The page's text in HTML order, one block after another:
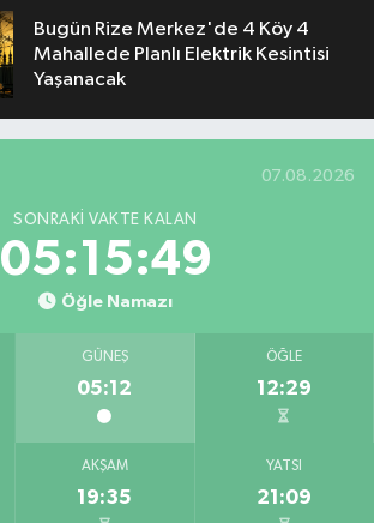
Bugün Rize Merkez'de 4 Köy 4
Mahallede Planlı Elektrik Kesintisi
Yaşanacak
07.08.2026
SONRAKI VAKTE KALAN
05:15:48
Öğle Namazı
GÜNEŞ
05:12
ÖĞLE
12:29
AKŞAM
19:35
YATSI
21:09